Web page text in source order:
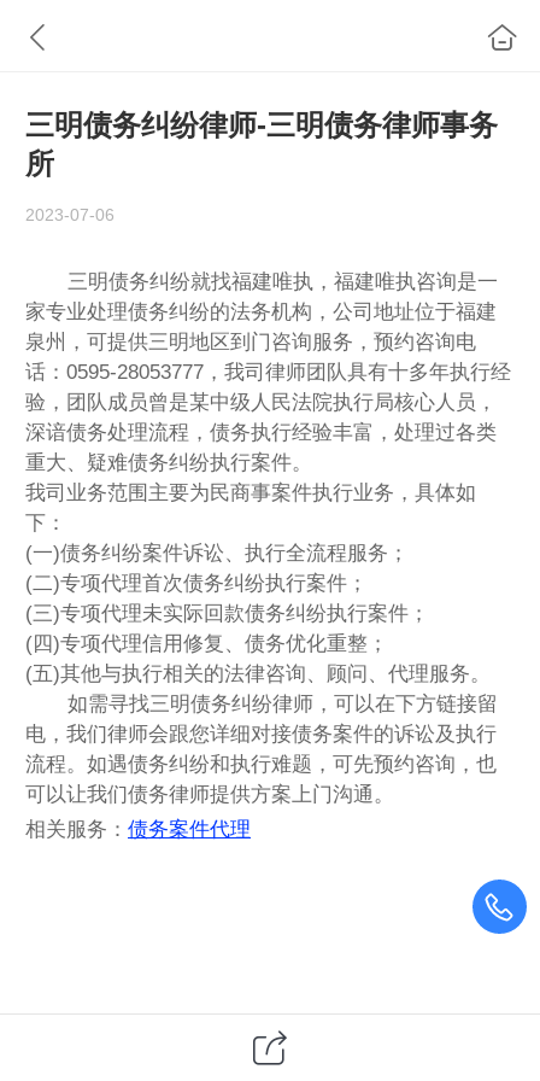
三明债务纠纷律师-三明债务律师事务
所
2023-07-06
三明债务纠纷就找福建唯执，福建唯执咨询是一
家专业处理债务纠纷的法务机构，公司地址位于福建
泉州，可提供三明地区到门咨询服务，预约咨询电
话：0595-28053777，我司律师团队具有十多年执行经
验，团队成员曾是某中级人民法院执行局核心人员，
深谙债务处理流程，债务执行经验丰富，处理过各类
重大、疑难债务纠纷执行案件。
我司业务范围主要为民商事案件执行业务，具体如
下：
(一)债务纠纷案件诉讼、执行全流程服务；
(二)专项代理首次债务纠纷执行案件；
(三)专项代理未实际回款债务纠纷执行案件；
(四)专项代理信用修复、债务优化重整；
(五)其他与执行相关的法律咨询、顾问、代理服务。
如需寻找三明债务纠纷律师，可以在下方链接留
电，我们律师会跟您详细对接债务案件的诉讼及执行
流程。如遇债务纠纷和执行难题，可先预约咨询，也
可以让我们债务律师提供方案上门沟通。
相关服务： 债务案件代理